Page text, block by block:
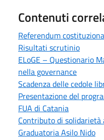
Contenuti
Referendum
Risultati scrutinio
ELoGE – Questionario
nella governance
Scadenza delle cedole
Presentazione del
FUA di Catania
Contributo di
Graduatoria Asilo Nido